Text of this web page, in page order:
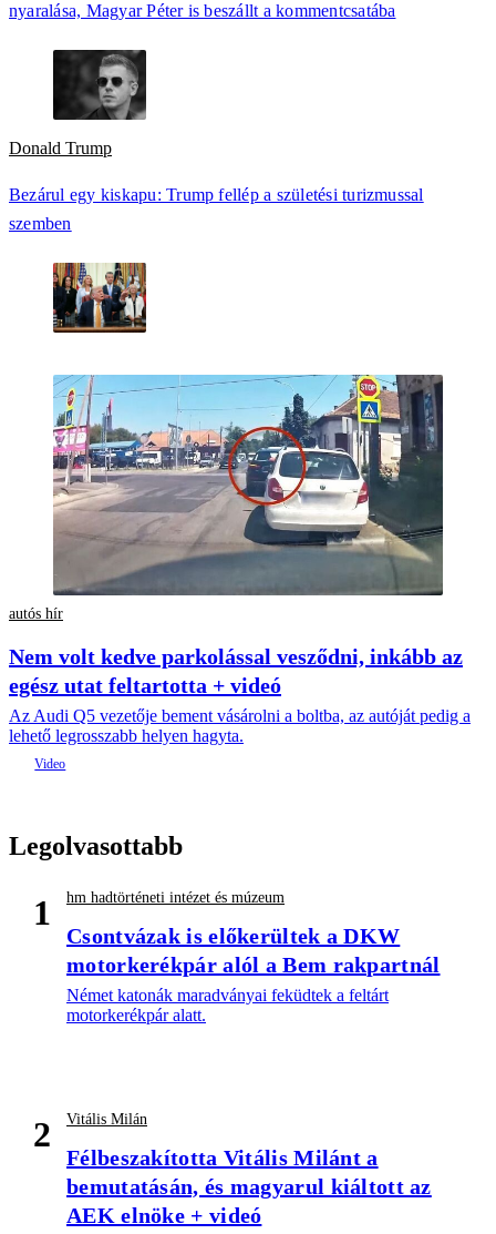
nyaralása, Magyar Péter is beszállt a kommentcsatába
Donald Trump
Bezárul egy kiskapu: Trump fellép a születési turizmussal
szemben
autós hír
Nem volt kedve parkolással vesződni, inkább az
egész utat feltartotta + videó
Az Audi Q5 vezetője bement vásárolni a boltba, az autóját pedig a
lehető legrosszabb helyen hagyta.
Legolvasottabb
1 hm hadtörténeti intézet és múzeum
Csontvázak is előkerültek a DKW
motorkerékpár alól a Bem rakpartnál
Német katonák maradványai feküdtek a feltárt
motorkerékpár alatt.
2 Vitális Milán
Félbeszakította Vitális Milánt a
bemutatásán, és magyarul kiáltott az
AEK elnöke + videó